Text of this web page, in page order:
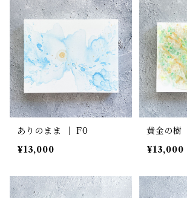
ありのまま ｜ F0
¥13,000
黄金の樹
¥13,000